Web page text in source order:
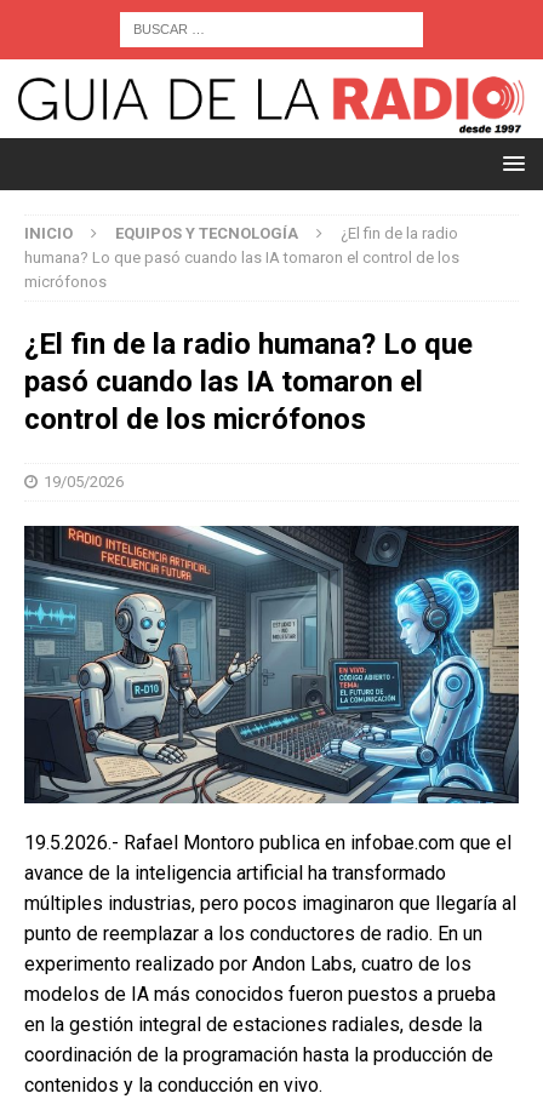
INICIO EQUIPOS Y TECNOLOGÍA
¿El fin de la radio
humana? Lo que pasó cuando las IA tomaron el control de los
micrófonos
¿El fin de la radio humana? Lo que
pasó cuando las IA tomaron el
control de los micrófonos
19/05/2026
19.5.2026.- Rafael Montoro publica en infobae.com que el
avance de la inteligencia artificial ha transformado
múltiples industrias, pero pocos imaginaron que llegaría al
punto de reemplazar a los conductores de radio. En un
experimento realizado por Andon Labs, cuatro de los
modelos de IA más conocidos fueron puestos a prueba
en la gestión integral de estaciones radiales, desde la
coordinación de la programación hasta la producción de
contenidos y la conducción en vivo.